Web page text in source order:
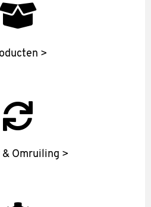
>
& Omruiling >